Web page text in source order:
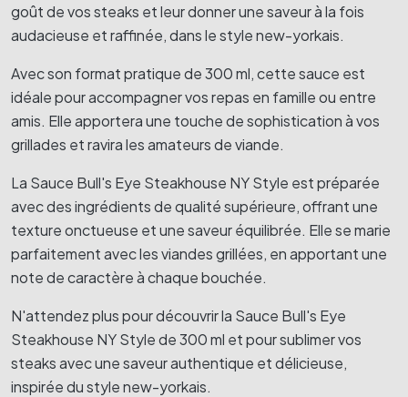
goût de vos steaks et leur donner une saveur à la fois
audacieuse et raffinée, dans le style new-yorkais.
Avec son format pratique de 300 ml, cette sauce est
idéale pour accompagner vos repas en famille ou entre
amis. Elle apportera une touche de sophistication à vos
grillades et ravira les amateurs de viande.
La Sauce Bull's Eye Steakhouse NY Style est préparée
avec des ingrédients de qualité supérieure, offrant une
texture onctueuse et une saveur équilibrée. Elle se marie
parfaitement avec les viandes grillées, en apportant une
note de caractère à chaque bouchée.
N'attendez plus pour découvrir la Sauce Bull's Eye
Steakhouse NY Style de 300 ml et pour sublimer vos
steaks avec une saveur authentique et délicieuse,
inspirée du style new-yorkais.